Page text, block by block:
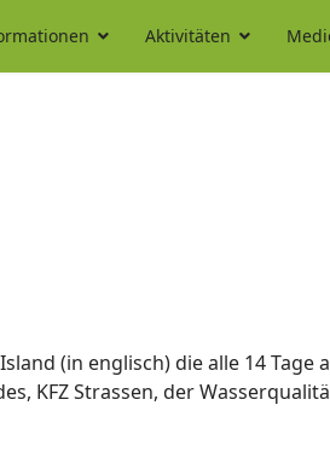
Aktivitäten
(in englisch) die alle 14
KFZ Strassen, der